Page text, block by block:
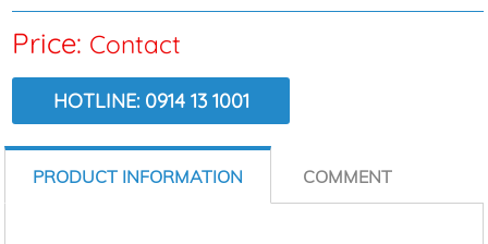
Price: Contact
HOTLINE: 0914 13 1001
PRODUCT INFORMATION COMMENT